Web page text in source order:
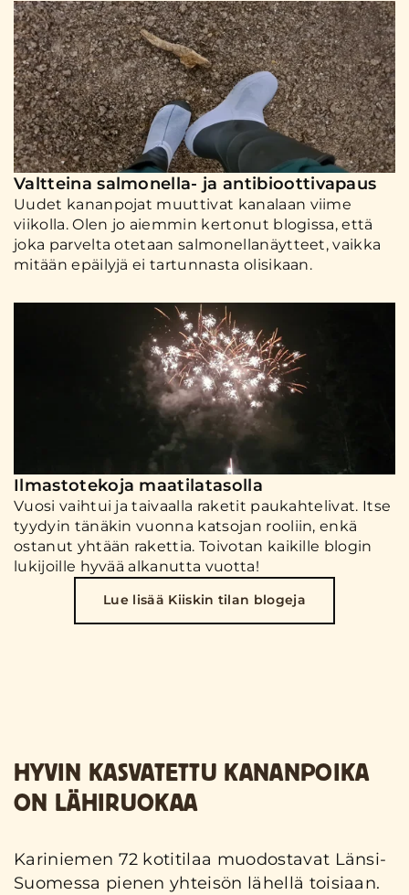
Valtteina salmonella- ja antibioottivapaus
Uudet kananpojat muuttivat kanalaan viime
viikolla. Olen jo aiemmin kertonut blogissa, että
joka parvelta otetaan salmonellanäytteet, vaikka
mitään epäilyjä ei tartunnasta olisikaan.
Ilmastotekoja maatilatasolla
Vuosi vaihtui ja taivaalla raketit paukahtelivat. Itse
tyydyin tänäkin vuonna katsojan rooliin, enkä
ostanut yhtään rakettia. Toivotan kaikille blogin
lukijoille hyvää alkanutta vuotta!
Lue lisää Kiiskin tilan blogeja
HYVIN KASVATETTU KANANPOIKA
ON LÄHIRUOKAA
Kariniemen 72 kotitilaa muodostavat Länsi-
Suomessa pienen yhteisön lähellä toisiaan.